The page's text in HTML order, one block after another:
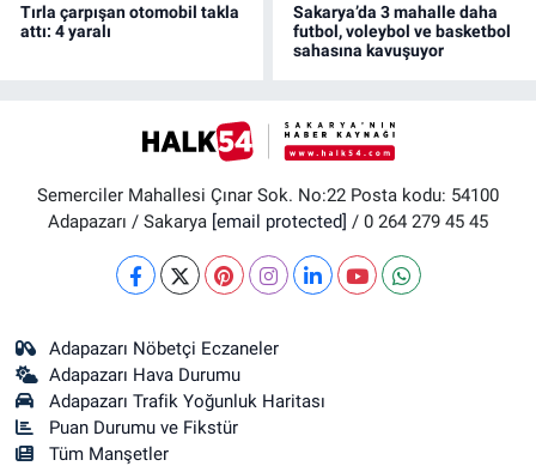
Tırla çarpışan otomobil takla
attı: 4 yaralı
Sakarya’da 3 mahalle daha
futbol, voleybol ve basketbol
sahasına kavuşuyor
Semerciler Mahallesi Çınar Sok. No:22 Posta kodu: 54100
Adapazarı / Sakarya [email protected] / 0 264 279 45 45
Adapazarı Nöbetçi Eczaneler
Adapazarı Hava Durumu
Adapazarı Trafik Yoğunluk Haritası
Puan Durumu ve Fikstür
Tüm Manşetler